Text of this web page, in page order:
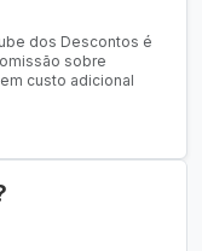
dos Descontos é
sobre
custo adicional